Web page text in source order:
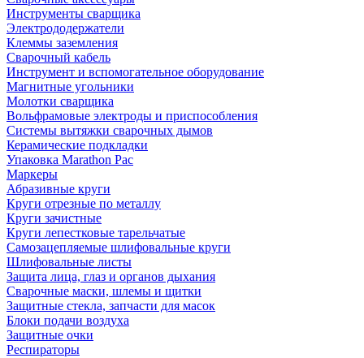
Инструменты сварщика
Электрододержатели
Клеммы заземления
Сварочный кабель
Инструмент и вспомогательное оборудование
Магнитные угольники
Молотки сварщика
Вольфрамовые электроды и приспособления
Системы вытяжки сварочных дымов
Керамические подкладки
Упаковка Marathon Pac
Маркеры
Абразивные круги
Круги отрезные по металлу
Круги зачистные
Круги лепестковые тарельчатые
Самозацепляемые шлифовальные круги
Шлифовальные листы
Защита лица, глаз и органов дыхания
Сварочные маски, шлемы и щитки
Защитные стекла, запчасти для масок
Блоки подачи воздуха
Защитные очки
Респираторы